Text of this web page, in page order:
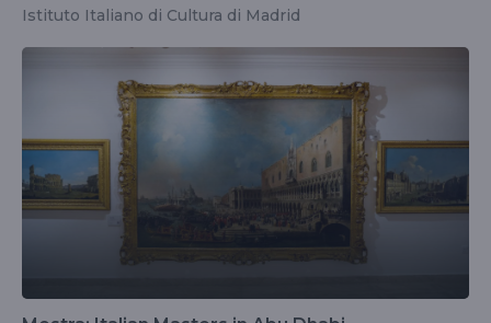
Istituto Italiano di Cultura di Madrid